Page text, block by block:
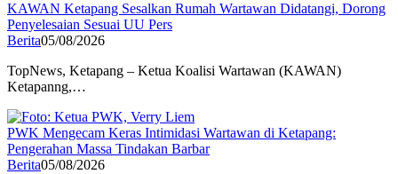
KAWAN Ketapang Sesalkan Rumah Wartawan Didatangi, Dorong
Penyelesaian Sesuai UU Pers
Berita05/08/2026
TopNews, Ketapang – Ketua Koalisi Wartawan (KAWAN)
Ketapanng,…
PWK Mengecam Keras Intimidasi Wartawan di Ketapang:
Pengerahan Massa Tindakan Barbar
Berita05/08/2026